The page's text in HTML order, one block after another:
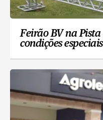
Feirão BV na Pista
condições